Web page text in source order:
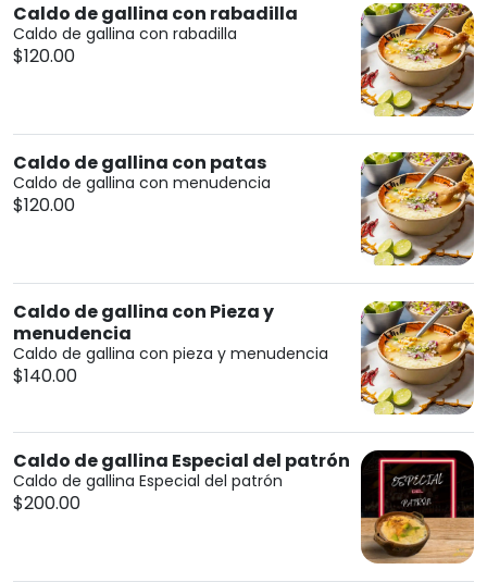
Caldo de gallina con rabadilla
Caldo de gallina con rabadilla
$120.00
Caldo de gallina con patas
Caldo de gallina con menudencia
$120.00
Caldo de gallina con Pieza y
menudencia
Caldo de gallina con pieza y menudencia
$140.00
Caldo de gallina Especial del patrón
Caldo de gallina Especial del patrón
$200.00